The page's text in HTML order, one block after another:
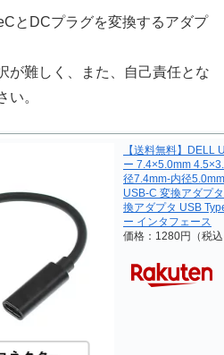
とDCプラグを変換するアダプ
が難しく、また、自己責任とな
い。
【送料無料】DELL
ー 7.4×5.0mm
径7.4mm-内径
USB-C 変換アダプ
換アダプタ USB
ー インタフェース
価格：1280円（税